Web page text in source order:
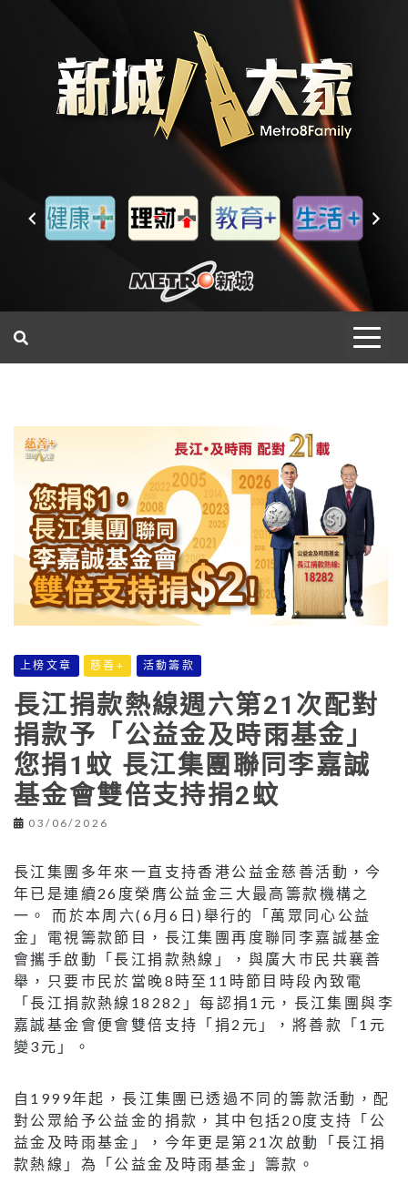
上榜文章 慈善+ 活動籌款
長江捐款熱線週六第21次配對
捐款予「公益金及時雨基金」
您捐1蚊 長江集團聯同李嘉誠
基金會雙倍支持捐2蚊
03/06/2026
長江集團多年來一直支持香港公益金慈善活動，今
年已是連續26度榮膺公益金三大最高籌款機構之
一。 而於本周六(6月6日)舉行的「萬眾同心公益
金」電視籌款節目，長江集團再度聯同李嘉誠基金
會攜手啟動「長江捐款熱線」，與廣大巿民共襄善
舉，只要巿民於當晚8時至11時節目時段內致電
「長江捐款熱線18282」每認捐1元，長江集團與李
嘉誠基金會便會雙倍支持「捐2元」，將善款「1元
變3元」。
自1999年起，長江集團已透過不同的籌款活動，配
對公眾給予公益金的捐款，其中包括20度支持「公
益金及時雨基金」，今年更是第21次啟動「長江捐
款熱線」為「公益金及時雨基金」籌款。